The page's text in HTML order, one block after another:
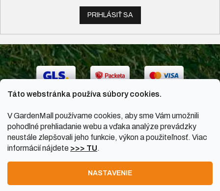
Táto webstránka používa súbory cookies.
V GardenMall používame cookies, aby sme Vám umožnili
pohodlné prehliadanie webu a vďaka analýze prevádzky
neustále zlepšovali jeho funkcie, výkon a použiteľnosť. Viac
informácií nájdete >>> TU.
NASTAVENIE
PRIHLÁSIŤ SA